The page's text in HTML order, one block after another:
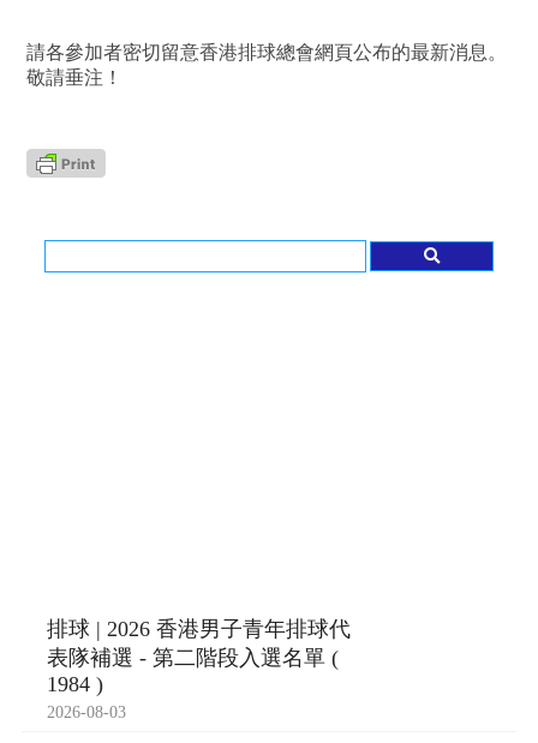
請各參加者密切留意香港排球總會網頁公布的最新消息。
敬請垂注！
排球 | 2026 香港男子青年排球代
表隊補選 - 第二階段入選名單 (
1984 )
2026-08-03